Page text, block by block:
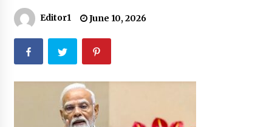
May 18, 2022
Thought Of The Day 17 May
May 17, 2022
Thought Of The Day 16 May
Editor1 June 10, 2026